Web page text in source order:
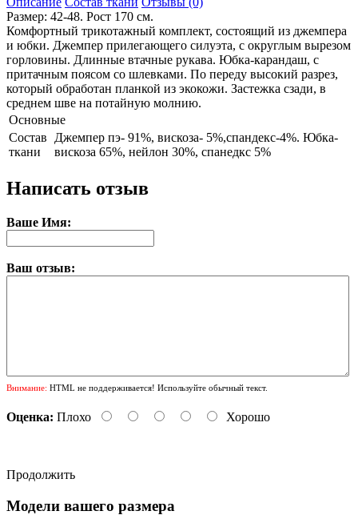
Размер: 42-48. Рост 170 см.
Комфортный трикотажный комплект, состоящий из джемпера
и юбки. Джемпер прилегающего силуэта, с округлым вырезом
горловины. Длинные втачные рукава. Юбка-карандаш, с
притачным поясом со шлевками. По переду высокий разрез,
который обработан планкой из экокожи. Застежка сзади, в
среднем шве на потайную молнию.
Основные
Состав
ткани
Джемпер пэ- 91%, вискоза- 5%,спандекс-4%. Юбка-
вискоза 65%, нейлон 30%, спанедкс 5%
Написать отзыв
Ваше Имя:
Ваш отзыв:
Внимание: HTML не поддерживается! Используйте обычный текст.
Оценка: Плохо Хорошо
Продолжить
Модели вашего размера